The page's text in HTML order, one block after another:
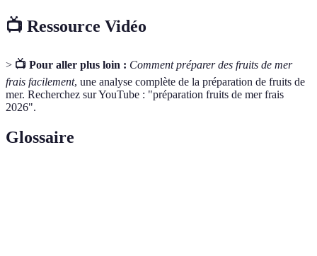
📺 Ressource Vidéo
> 📺 Pour aller plus loin : Comment préparer des fruits de mer
frais facilement, une analyse complète de la préparation de fruits de
mer. Recherchez sur YouTube : "préparation fruits de mer frais
2026".
Glossaire